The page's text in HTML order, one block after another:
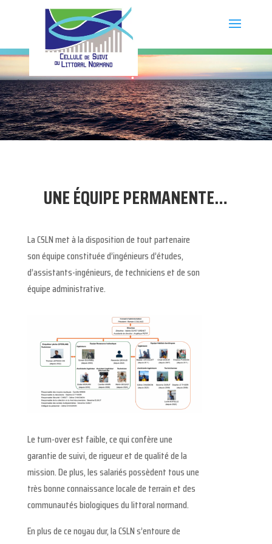
UNE ÉQUIPE PERMANENTE…
La CSLN met à la disposition de tout partenaire
son équipe constituée d’ingénieurs d’études,
d’assistants-ingénieurs, de techniciens et de son
équipe administrative.
Le turn-over est faible, ce qui confère une
garantie de suivi, de rigueur et de qualité de la
mission. De plus, les salariés possèdent tous une
très bonne connaissance locale de terrain et des
communautés biologiques du littoral normand.
En plus de ce noyau dur, la CSLN s’entoure de